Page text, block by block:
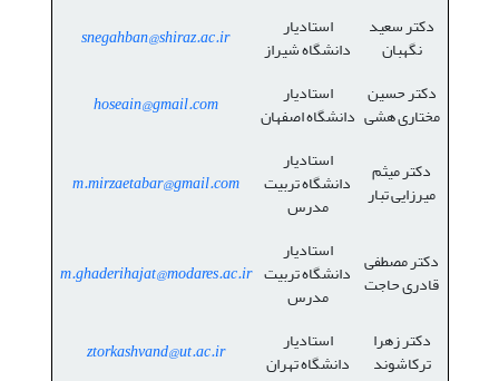
دکتر سعید
نگهبان
استادیار
دانشگاه شیراز
snegahban@shiraz.ac.ir
دکتر حسین
مختاری هشی
استادیار
دانشگاه اصفهان hoseain@gmail.com
دکتر میثم
میرزایی تبار
استادیار
دانشگاه تربیت
مدرس
m.mirzaetabar@gmail.com
دکتر مصطفی
قادری حاجت
استادیار
دانشگاه تربیت
مدرس
m.ghaderihajat@modares.ac.ir
دکتر زهرا
ترکاشوند
استادیار
دانشگاه تهران
ztorkashvand@ut.ac.ir